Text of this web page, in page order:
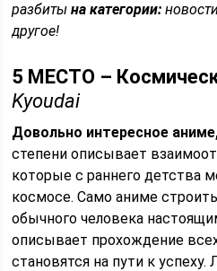
разбиты на категории:
другое!
5 МЕСТО –
Kyoudai
Довольно интересное
степени описывает
которые с раннего детства
космосе. Само аниме
обычного человека
описывает прохождение
становятся на пути к успеху.